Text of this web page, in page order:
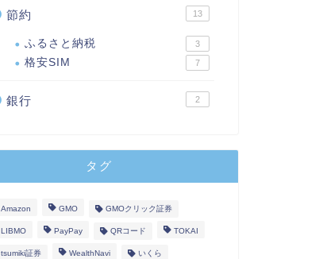
節約 13
ふるさと納税 3
格安SIM 7
銀行 2
タグ
Amazon GMO GMOクリック証券
LIBMO PayPay QRコード TOKAI
tsumiki証券 WealthNavi いくら